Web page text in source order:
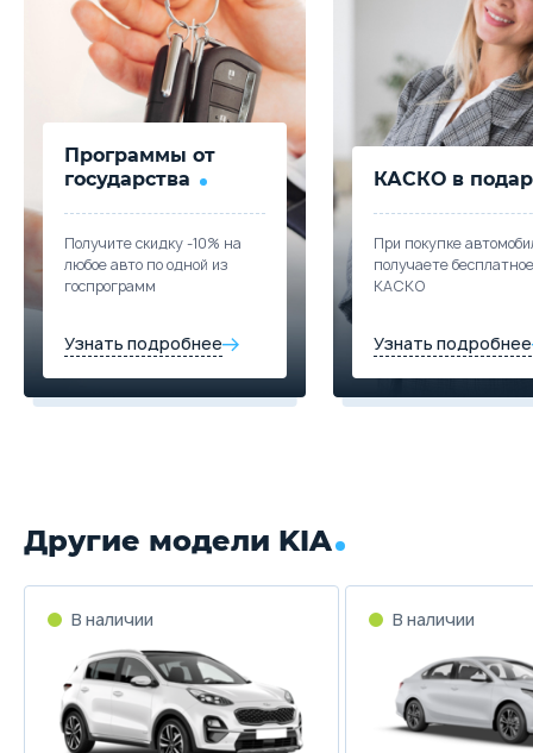
Программы от
государства
Получите скидку -10% на
любое авто по одной из
госпрограмм
Узнать подробнее
КАСКО в
При покупке
получаете бесплатное
КАСКО
Узнать подробнее
Другие модели KIA
В наличии В наличии